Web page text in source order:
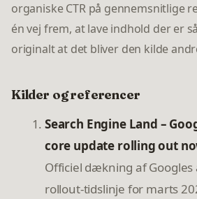
organiske CTR på gennemsnitlige
én vej frem, at lave indhold der er
originalt at det bliver den kilde
Kilder og referencer
Search Engine Land –
core update rolling out
Officiel dækning af
rollout-tidslinje for marts